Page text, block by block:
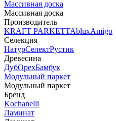
Массивная доска
Массивная доска
Производитель
KRAFT PARKETTAbluxAmigo
Селекция
НатурСелектРустик
Древесина
ДубОрехБамбук
Модульный паркет
Модульный паркет
Бренд
Kochanelli
Ламинат